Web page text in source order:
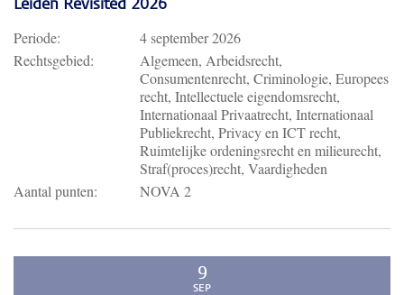
Leiden Revisited 2026
Periode:
4 september 2026
Rechtsgebied:
Algemeen, Arbeidsrecht,
Consumentenrecht, Criminologie, Europees
recht, Intellectuele eigendomsrecht,
Internationaal Privaatrecht, Internationaal
Publiekrecht, Privacy en ICT recht,
Ruimtelijke ordeningsrecht en milieurecht,
Straf(proces)recht, Vaardigheden
Aantal punten:
NOVA 2
9
SEP